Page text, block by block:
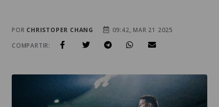
POR CHRISTOPER CHANG
09:42, MAR 21 2025
COMPARTIR: